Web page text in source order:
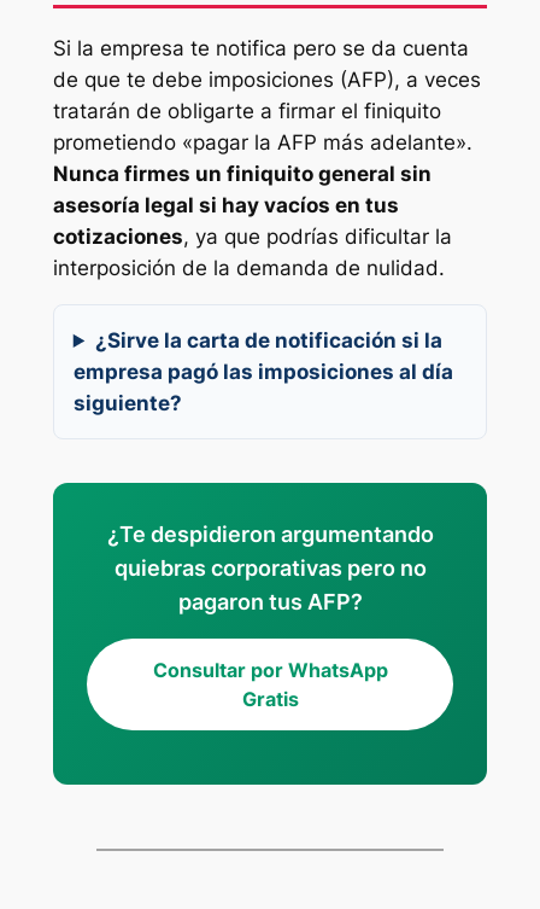
Si la empresa te notifica pero se da cuenta
de que te debe imposiciones (AFP), a veces
tratarán de obligarte a firmar el finiquito
prometiendo «pagar la AFP más adelante».
Nunca firmes un finiquito general sin
asesoría legal si hay vacíos en tus
cotizaciones, ya que podrías dificultar la
interposición de la demanda de nulidad.
¿Sirve la carta de notificación si la
empresa pagó las imposiciones al día
siguiente?
¿Te despidieron argumentando
quiebras corporativas pero no
pagaron tus AFP?
Consultar por WhatsApp
Gratis